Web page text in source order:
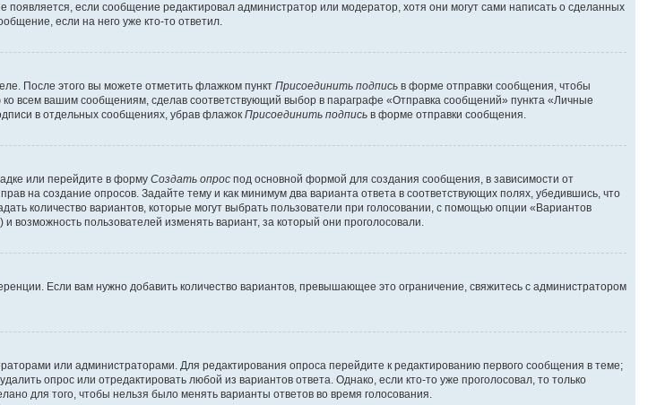
появляется, если сообщение редактировал администратор или модератор, хотя они могут сами написать о сделанных
если на него уже кто-то ответил.
После этого вы можете отметить флажком пункт Присоединить подпись в форме отправки сообщения, чтобы
всем вашим сообщениям, сделав соответствующий выбор в параграфе «Отправка сообщений» пункта «Личные
в отдельных сообщениях, убрав флажок Присоединить подпись в форме отправки сообщения.
или перейдите в форму Создать опрос под основной формой для создания сообщения, в зависимости от
на создание опросов. Задайте тему и как минимум два варианта ответа в соответствующих полях, убедившись, что
количество вариантов, которые могут выбрать пользователи при голосовании, с помощью опции «Вариантов
возможность пользователей изменять вариант, за который они проголосовали.
Если вам нужно добавить количество вариантов, превышающее это ограничение, свяжитесь с администратором
или администраторами. Для редактирования опроса перейдите к редактированию первого сообщения в теме;
опрос или отредактировать любой из вариантов ответа. Однако, если кто-то уже проголосовал, то только
для того, чтобы нельзя было менять варианты ответов во время голосования.